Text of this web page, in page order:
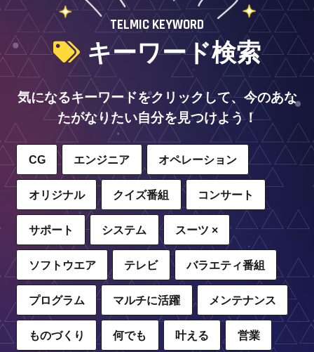
TELMIC KEYWORD
キーワード検索
気になるキーワードをクリックして、今のあな
たがなりたい自分を見つけよう！
CG エンジニア オペレーション
オリジナル クイズ番組 コンサート
サポート システム スーツ ×
ソフトウエア テレビ バラエティ番組
プログラム マルチに活躍 メンテナンス
ものづくり 何でも 叶える 営業